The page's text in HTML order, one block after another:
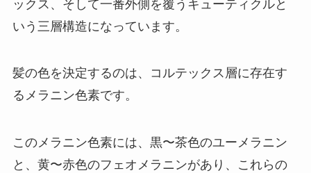
ックス、そして一番外側を覆うキューティクルと
いう三層構造になっています。
髪の色を決定するのは、コルテックス層に存在す
るメラニン色素です。
このメラニン色素には、黒〜茶色のユーメラニン
と、黄〜赤色のフェオメラニンがあり、これらの